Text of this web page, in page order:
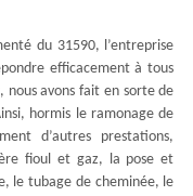
du 31590, l’entreprise
efficacement à tous
nous avons fait en sorte de
hormis le ramonage de
d’autres prestations,
fioul et gaz, la pose et
le tubage de cheminée, le